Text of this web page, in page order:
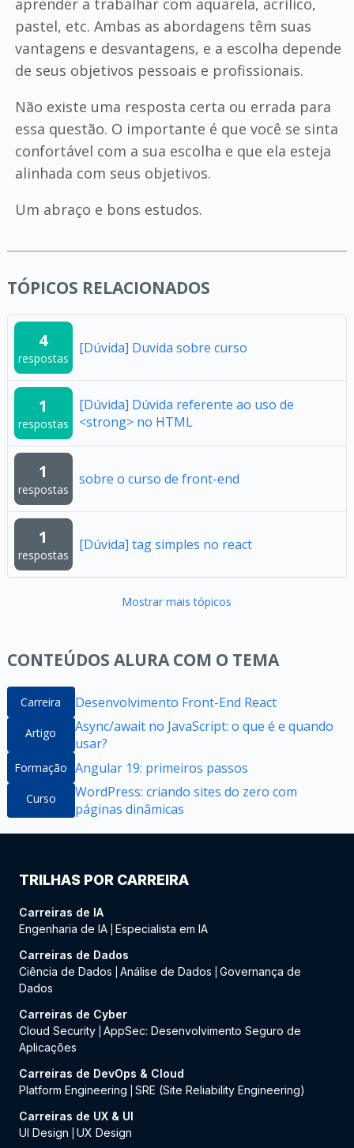
aprender a trabalhar com aquarela, acrílico,
pastel, etc. Ambas as abordagens têm suas
vantagens e desvantagens, e a escolha depende
de seus objetivos pessoais e profissionais.
Não existe uma resposta certa ou errada para
essa questão. O importante é que você se sinta
confortável com a sua escolha e que ela esteja
alinhada com seus objetivos.
Um abraço e bons estudos.
TÓPICOS RELACIONADOS
4
respostas
[Dúvida] Duvida sobre curso
1
respostas
[Dúvida] Dúvida referente ao uso de
<strong> no HTML
1
respostas
sobre o curso de front-end
1
respostas
[Dúvida] tag simples no react
Mostrar mais tópicos
CONTEÚDOS ALURA COM O TEMA
Carreira Desenvolvimento Front-End React
Artigo
Async/await no JavaScript: o que é e quando
usar?
Formação Angular 19: primeiros passos
Curso
WordPress: criando sites do zero com
páginas dinâmicas
TRILHAS POR CARREIRA
Carreiras de IA
Engenharia de IA Especialista em IA
Carreiras de Dados
Ciência de Dados
Análise de Dados
Governança de
Dados
Carreiras de Cyber
Cloud Security AppSec: Desenvolvimento Seguro de
Aplicações
Carreiras de DevOps & Cloud
Platform Engineering
SRE (Site Reliability Engineering)
Carreiras de UX & UI
UI Design
UX Design